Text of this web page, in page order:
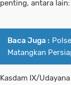
penting, antara lain:
Baca Juga :
Matangkan
Kasdam IX/